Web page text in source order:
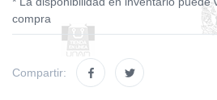
compra
Compartir: